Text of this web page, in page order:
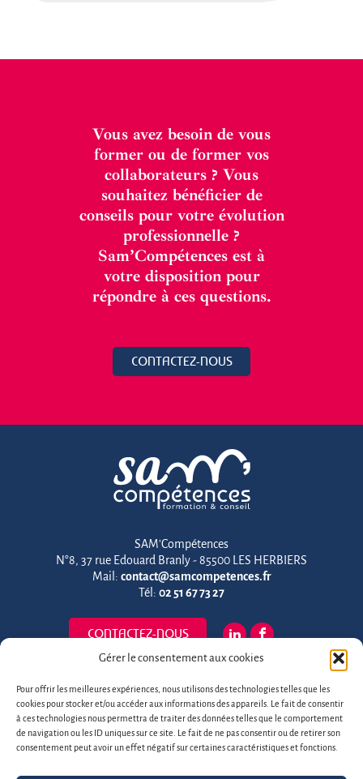
Gérer le consentement aux cookies
Pour offrir les meilleures expériences, nous utilisons des technologies telles que les
cookies pour stocker et/ou accéder aux informations des appareils. Le fait de consentir
à ces technologies nous permettra de traiter des données telles que le comportement
de navigation ou les ID uniques sur ce site. Le fait de ne pas consentir ou de retirer son
consentement peut avoir un effet négatif sur certaines caractéristiques et fonctions.
Vous avez besoin de vous
former ou de former vos
collaborateurs ? Vous
souhaitez bénéficier de
conseils pour votre évolution
professionnelle ?
Sam’Compétences est à
votre disposition pour
répondre à ces questions.
CONTACTEZ-NOUS
SAM'Compétences
N°8, 37 rue Edouard Branly - 85500 LES HERBIERS
Mail: contact@samcompetences.fr
Tél: 02 51 67 73 27
CONTACTEZ-NOUS